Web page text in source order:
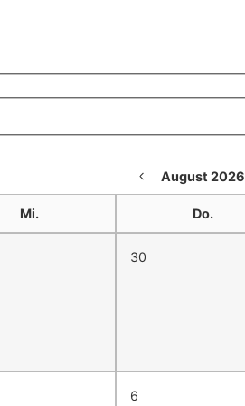
August 2026
Mi. Do.
30
6